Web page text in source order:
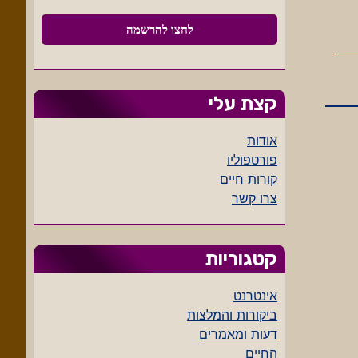
קצת עלי
אודות
פורטפוליו
קורות חיים
צרו קשר
קטגוריות
אינטרנט
ביקורות והמלצות
דעות ומאמרים
החיים